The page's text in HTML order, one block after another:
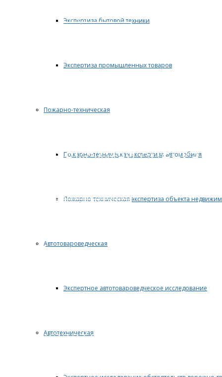
Экспертиза бытовой техники
Экспертиза промышленных товаров
Пожарно-техническая
Пожарно-техническая экспертиза автомобиля
Пожарно-техническая экспертиза объекта
Автотовароведческая
Экспертное автотовароведческое исследование
Автотехническая
соблюдением полной
Независимая оценка
ОСТАВИТЬ ЗАЯВКУ
Досудебная
доказательством при